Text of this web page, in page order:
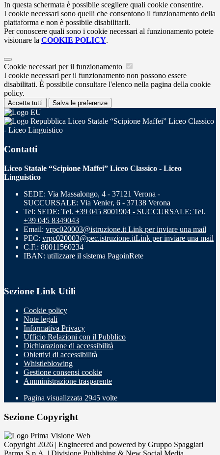
In questa schermata è possibile scegliere quali cookie consentire.
I cookie necessari sono quelli che consentono il funzionamento della
piattaforma e non è possibile disabilitarli.
Per conoscere quali sono i cookie necessari al funzionamento potete
visionare la COOKIE POLICY.
Cookie necessari per il funzionamento
I cookie necessari per il funzionamento non possono essere
disabilitati. È possibile consultare l'elenco nella pagina della cookie
policy.
Accetta tutti Salva le preferenze
Liceo Statale “Scipione Maffei” Liceo Classico
- Liceo Linguistico
Contatti
Liceo Statale “Scipione Maffei” Liceo Classico - Liceo
Linguistico
SEDE: Via Massalongo, 4 - 37121 Verona -
SUCCURSALE: Via Venier, 6 - 37138 Verona
Tel: SEDE: Tel. +39 045 8001904 - SUCCURSALE: Tel.
+39 045 8349043
Email: vrpc020003@istruzione.it Link per inviare una mail
PEC: vrpc020003@pec.istruzione.itLink per inviare una mail
C.F.: 80011560234
IBAN: utilizzare il sistema PagoinRete
Sezione Link Utili
Cookie policy
Note legali
Informativa Privacy
Ufficio Relazioni con il Pubblico
Dichiarazione di accessibilità
Obiettivi di accessibilità
Whistleblowing
Gestione consensi cookie
Amministrazione trasparente
Pagina visualizzata 2945 volte
Sezione Copyright
Copyright 2026 | Engineered and powered by Gruppo Spaggiari